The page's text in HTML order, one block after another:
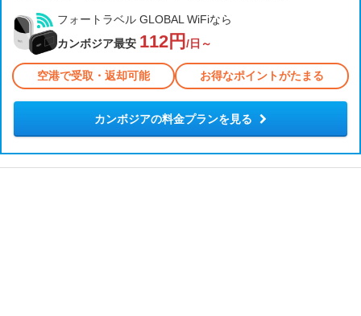
フォートラベル GLOBAL WiFiなら
カンボジア最安 112円 /日～
空港で受取・返却可能 お得なポイントがたまる
カンボジアの料金プランを見る